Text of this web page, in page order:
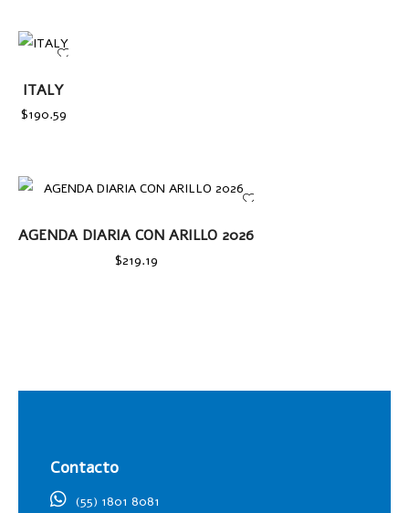
AÑADIR
AL
CARRITO
ITALY
$190.59
AÑADIR AL CARRITO
AGENDA DIARIA CON ARILLO 2026
$219.19
Contacto
(55) 1801 8081